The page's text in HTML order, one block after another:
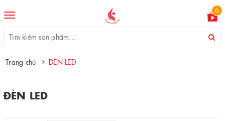
Toggle
navigation
0
Trang chủ ĐÈN LED
ĐÈN LED